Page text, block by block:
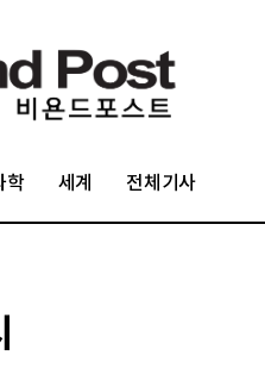
학 세계 전체기사